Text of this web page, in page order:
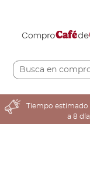
COMPRA AQUÍ
COLOMBIA
Tiempo
a 8